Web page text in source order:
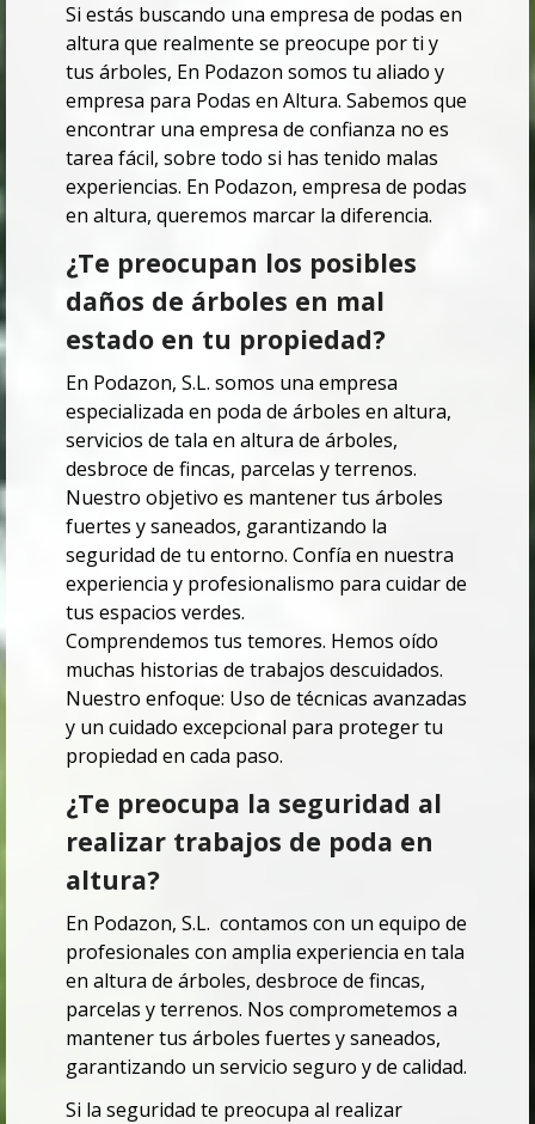
Si estás buscando una empresa de podas en
altura que realmente se preocupe por ti y
tus árboles, En Podazon somos tu aliado y
empresa para Podas en Altura. Sabemos que
encontrar una empresa de confianza no es
tarea fácil, sobre todo si has tenido malas
experiencias. En Podazon, empresa de podas
en altura, queremos marcar la diferencia.
¿Te preocupan los posibles
daños de árboles en mal
estado en tu propiedad?
En Podazon, S.L. somos una empresa
especializada en poda de árboles en altura,
servicios de tala en altura de árboles,
desbroce de fincas, parcelas y terrenos.
Nuestro objetivo es mantener tus árboles
fuertes y saneados, garantizando la
seguridad de tu entorno. Confía en nuestra
experiencia y profesionalismo para cuidar de
tus espacios verdes.
Comprendemos tus temores. Hemos oído
muchas historias de trabajos descuidados.
Nuestro enfoque: Uso de técnicas avanzadas
y un cuidado excepcional para proteger tu
propiedad en cada paso.
¿Te preocupa la seguridad al
realizar trabajos de poda en
altura?
En Podazon, S.L. contamos con un equipo de
profesionales con amplia experiencia en tala
en altura de árboles, desbroce de fincas,
parcelas y terrenos. Nos comprometemos a
mantener tus árboles fuertes y saneados,
garantizando un servicio seguro y de calidad.
Si la seguridad te preocupa al realizar